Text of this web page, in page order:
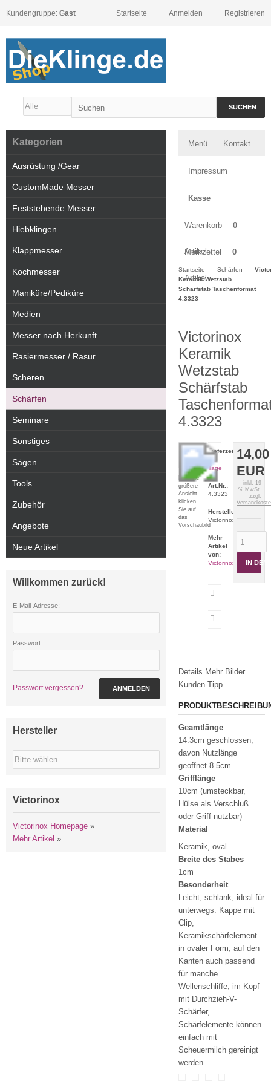
Kundengruppe: Gast Registrieren
Anmelden
Startseite
SUCHEN
Menü Kontakt
Impressum
Kasse
Warenkorb 0
Artikel
Merkzettel 0
Artikel
Startseite Schärfen
Keramik Wetzstab
Schärfstab Taschenformat
4.3323
Victorinox
Keramik
Wetzstab
Schärfstab
4.3323
Für eine
größere
Ansicht
klicken
Sie auf
das
Vorschaubild
14,00
EUR
inkl. 19
% MwSt.
zzgl.
IN DEN
Lieferzeit:
2-5
Tage
Art.Nr.:
4.3323
Hersteller:
Victorinox
Mehr
Artikel
von:
Victorinox
Details Mehr Bilder
Kunden-Tipp
Geamtlänge
14.3cm geschlossen,
davon Nutzlänge
geoffnet 8.5cm
Grifflänge
10cm (umsteckbar,
Hülse als Verschluß
oder Griff nutzbar)
Material
Keramik, oval
Breite des Stabes
1cm
Besonderheit
Leicht, schlank, ideal für
unterwegs. Kappe mit
Clip,
Keramikschärfelement
in ovaler Form, auf den
Kanten auch passend
für manche
Wellenschliffe, im Kopf
mit Durchzieh-V-
Schärfer,
Schärfelemente können
einfach mit
Scheuermilch gereinigt
werden.
Kategorien
Ausrüstung /Gear
CustomMade Messer
Feststehende Messer
Hiebklingen
Klappmesser
Kochmesser
Maniküre/Pediküre
Medien
Messer nach Herkunft
Rasiermesser / Rasur
Scheren
Schärfen
Seminare
Sonstiges
Sägen
Tools
Zubehör
Angebote
Neue Artikel
Willkommen zurück!
E-Mail-Adresse:
Passwort:
Passwort vergessen? ANMELDEN
Hersteller
Victorinox
Victorinox Homepage »
Mehr Artikel »